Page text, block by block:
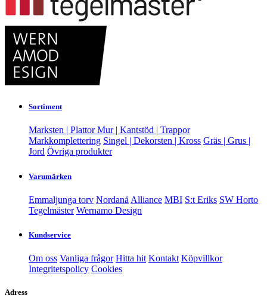
Sortiment
Marksten | PlattorMur | Kantstöd | Trappor
Markkomplettering Singel | Dekorsten | Kross Gräs | Grus |
Jord Övriga produkter
Varumärken
Emmaljunga torv Nordanå Alliance MBI S:t Eriks SW Horto
Tegelmäster Wernamo Design
Kundservice
Om oss Vanliga frågor Hitta hit Kontakt Köpvillkor
Integritetspolicy Cookies
Adress